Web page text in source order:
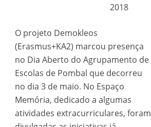
2018
O projeto Demokleos
(Erasmus+KA2) marcou presença
no Dia Aberto do Agrupamento de
Escolas de Pombal que decorreu
no dia 3 de maio. No Espaço
Memória, dedicado a algumas
atividades extracurriculares, foram